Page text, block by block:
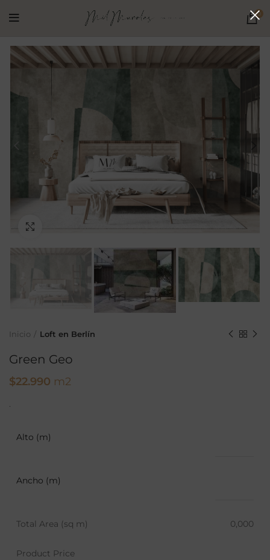
0
Inicio Loft en Berlín
Green Geo
$22.990 m2
.
Alto (m)
Ancho (m)
Total Area (sq m) 0,000
Product Price